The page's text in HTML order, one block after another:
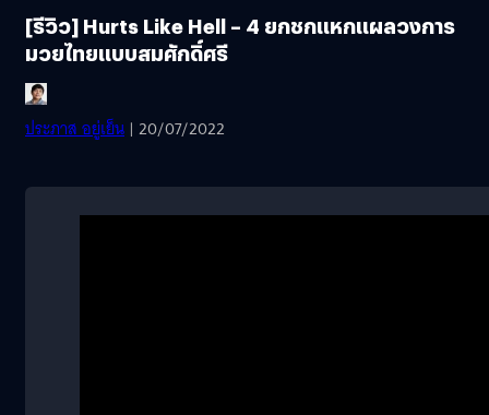
[รีวิว] Hurts Like Hell – 4 ยกชกแหกแผลวงการ
มวยไทยแบบสมศักดิ์ศรี
ประภาส อยู่เย็น | 20/07/2022